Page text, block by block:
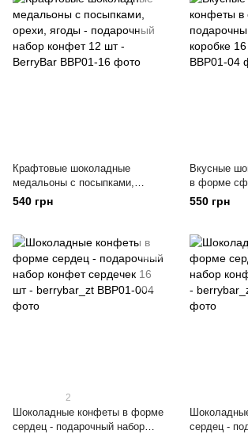
Крафтовые шоколадные
медальоны с посыпками,
орехи, ягоды - подарочный
набор конфет 12 шт - BerryBar
540 грн
Вкусные
в форме
набор
- BerryBar
550 грн
2
Шоколадные конфеты в форме
сердец - подарочный набор
сердец -